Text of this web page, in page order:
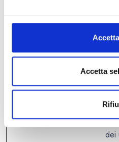
Accetta
sul
dei